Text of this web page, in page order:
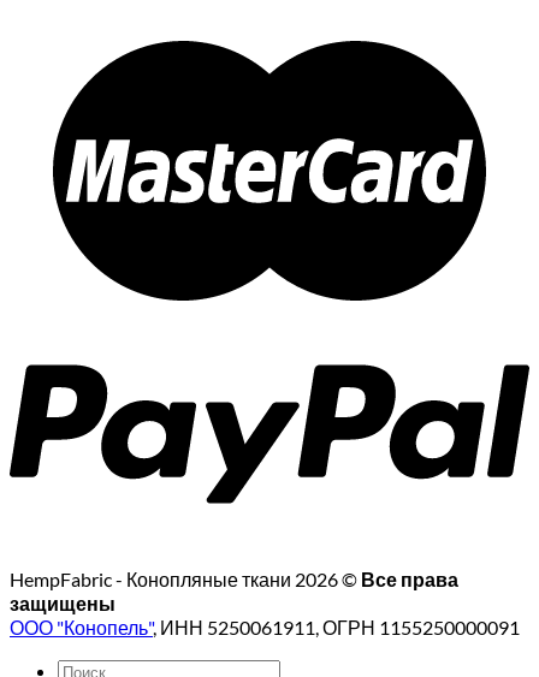
HempFabric - Конопляные ткани 2026 © Все права
защищены
ООО "Конопель", ИНН 5250061911, ОГРН 1155250000091
Искать: